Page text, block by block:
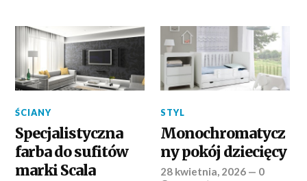
ŚCIANY
Specjalistyczna
farba do sufitów
marki Scala
STYL
Monochromatycz
ny pokój dziecięcy
28 kwietnia, 2026 — 0